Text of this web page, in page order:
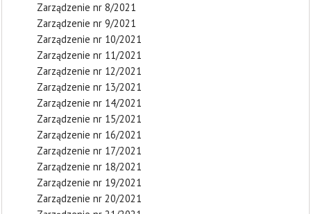
Zarządzenie nr 8/2021
Zarządzenie nr 9/2021
Zarządzenie nr 10/2021
Zarządzenie nr 11/2021
Zarządzenie nr 12/2021
Zarządzenie nr 13/2021
Zarządzenie nr 14/2021
Zarządzenie nr 15/2021
Zarządzenie nr 16/2021
Zarządzenie nr 17/2021
Zarządzenie nr 18/2021
Zarządzenie nr 19/2021
Zarządzenie nr 20/2021